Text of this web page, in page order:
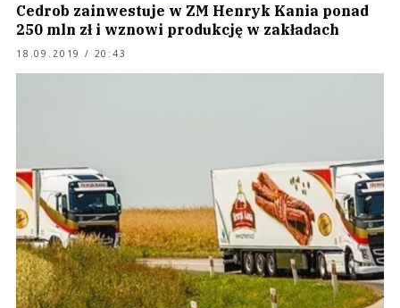
Cedrob zainwestuje w ZM Henryk Kania ponad
250 mln zł i wznowi produkcję w zakładach
18.09.2019 / 20:43